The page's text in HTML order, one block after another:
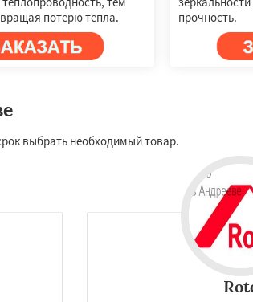
потерю тепла.
прочность.
выбрать необходимый товар.